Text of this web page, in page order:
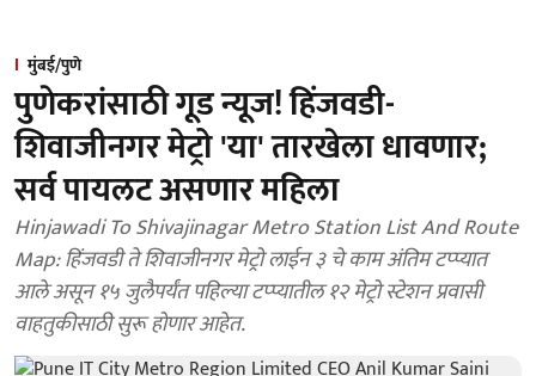
मुंबई/पुणे
पुणेकरांसाठी गूड न्यूज! हिंजवडी-
शिवाजीनगर मेट्रो 'या' तारखेला धावणार;
सर्व पायलट असणार महिला
Hinjawadi To Shivajinagar Metro Station List And Route
Map: हिंजवडी ते शिवाजीनगर मेट्रो लाईन ३ चे काम अंतिम टप्प्यात
आले असून १५ जुलैपर्यंत पहिल्या टप्प्यातील १२ मेट्रो स्टेशन प्रवासी
वाहतुकीसाठी सुरू होणार आहेत.